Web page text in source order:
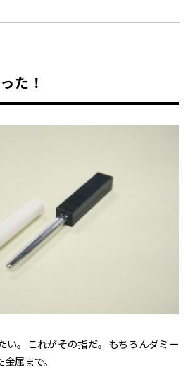
会（自工会）
follow us
た！
い。これがその指だ。もちろんダミー
属まで。